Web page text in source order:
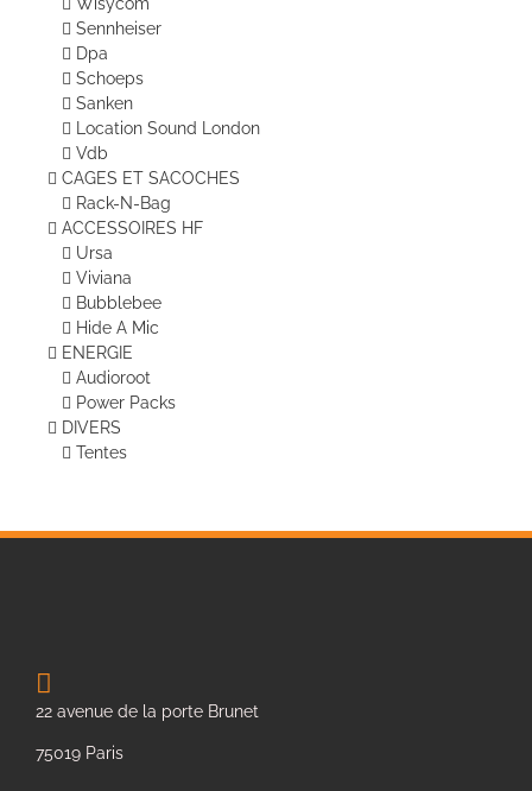
Sennheiser
Dpa
Schoeps
Sanken
Location Sound London
Vdb
CAGES ET SACOCHES
Rack-N-Bag
ACCESSOIRES HF
Ursa
Viviana
Bubblebee
Hide A Mic
ENERGIE
Audioroot
Power Packs
DIVERS
Tentes
22 avenue de la porte Brunet
75019 Paris